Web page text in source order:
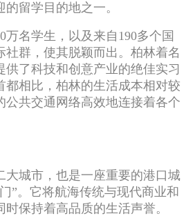
留学目的地之一。
名学生，以及来自190多个国
社群，使其脱颖而出。柏林着名
供了科技和创意产业的绝佳实习
都相比，柏林的生活成本相对较
公共交通网络高效地连接着各个
城市，也是一座重要的港口城
”。它将航海传统与现代商业和
保持着高品质的生活声誉。